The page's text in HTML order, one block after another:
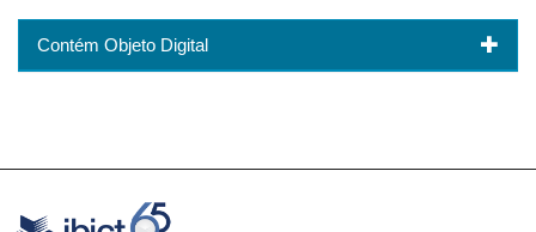
Contém Objeto Digital